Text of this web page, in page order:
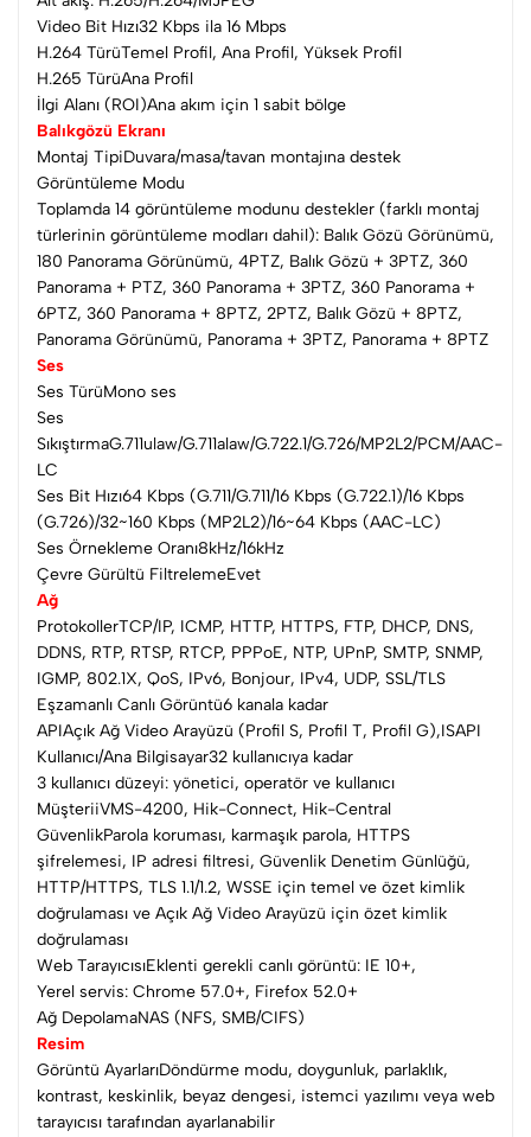
Video Bit Hızı32 Kbps ila 16 Mbps
H.264 TürüTemel Profil, Ana Profil, Yüksek Profil
H.265 TürüAna Profil
İlgi Alanı (ROI)Ana akım için 1 sabit bölge
Balıkgözü Ekranı
Montaj TipiDuvara/masa/tavan montajına destek
Görüntüleme Modu
Toplamda 14 görüntüleme modunu destekler (farklı montaj
türlerinin görüntüleme modları dahil): Balık Gözü Görünümü,
180 Panorama Görünümü, 4PTZ, Balık Gözü + 3PTZ, 360
Panorama + PTZ, 360 Panorama + 3PTZ, 360 Panorama +
6PTZ, 360 Panorama + 8PTZ, 2PTZ, Balık Gözü + 8PTZ,
Panorama Görünümü, Panorama + 3PTZ, Panorama + 8PTZ
Ses
Ses TürüMono ses
Ses
SıkıştırmaG.711ulaw/G.711alaw/G.722.1/G.726/MP2L2/PCM/AAC-
LC
Ses Bit Hızı64 Kbps (G.711/G.711/16 Kbps (G.722.1)/16 Kbps
(G.726)/32~160 Kbps (MP2L2)/16~64 Kbps (AAC-LC)
Ses Örnekleme Oranı8kHz/16kHz
Çevre Gürültü FiltrelemeEvet
Ağ
ProtokollerTCP/IP, ICMP, HTTP, HTTPS, FTP, DHCP, DNS,
DDNS, RTP, RTSP, RTCP, PPPoE, NTP, UPnP, SMTP, SNMP,
IGMP, 802.1X, QoS, IPv6, Bonjour, IPv4, UDP, SSL/TLS
Eşzamanlı Canlı Görüntü6 kanala kadar
APIAçık Ağ Video Arayüzü (Profil S, Profil T, Profil G),ISAPI
Kullanıcı/Ana Bilgisayar32 kullanıcıya kadar
3 kullanıcı düzeyi: yönetici, operatör ve kullanıcı
MüşteriiVMS-4200, Hik-Connect, Hik-Central
GüvenlikParola koruması, karmaşık parola, HTTPS
şifrelemesi, IP adresi filtresi, Güvenlik Denetim Günlüğü,
HTTP/HTTPS, TLS 1.1/1.2, WSSE için temel ve özet kimlik
doğrulaması ve Açık Ağ Video Arayüzü için özet kimlik
doğrulaması
Web TarayıcısıEklenti gerekli canlı görüntü: IE 10+,
Yerel servis: Chrome 57.0+, Firefox 52.0+
Ağ DepolamaNAS (NFS, SMB/CIFS)
Resim
Görüntü AyarlarıDöndürme modu, doygunluk, parlaklık,
kontrast, keskinlik, beyaz dengesi, istemci yazılımı veya web
tarayıcısı tarafından ayarlanabilir